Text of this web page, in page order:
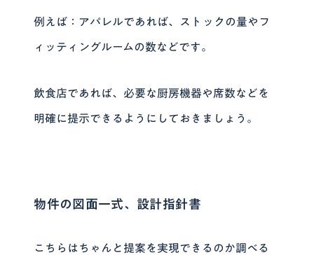
例えば：アパレルであれば、ストックの量やフ
ィッティングルームの数などです。
飲食店であれば、必要な厨房機器や席数などを
明確に提示できるようにしておきましょう。
物件の図面一式、設計指針書
こちらはちゃんと提案を実現できるのか調べる